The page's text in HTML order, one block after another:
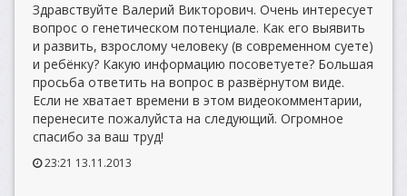
Здравствуйте Валерий Викторович. Очень интересует
вопрос о генетическом потенциале. Как его выявить
и развить, взрослому человеку (в современном суете)
и ребёнку? Какую информацию посоветуете? Большая
просьба ответить на вопрос в развёрнутом виде.
Если не хватает времени в этом видеокомментарии,
перенесите пожалуйста на следующий. Огромное
спасибо за ваш труд!
23:21 13.11.2013